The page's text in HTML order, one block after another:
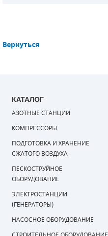
Вернуться
КАТАЛОГ
АЗОТНЫЕ СТАНЦИИ
КОМПРЕССОРЫ
ПОДГОТОВКА И ХРАНЕНИЕ
СЖАТОГО ВОЗДУХА
ПЕСКОСТРУЙНОЕ
ОБОРУДОВАНИЕ
ЭЛЕКТРОСТАНЦИИ
(ГЕНЕРАТОРЫ)
НАСОСНОЕ ОБОРУДОВАНИЕ